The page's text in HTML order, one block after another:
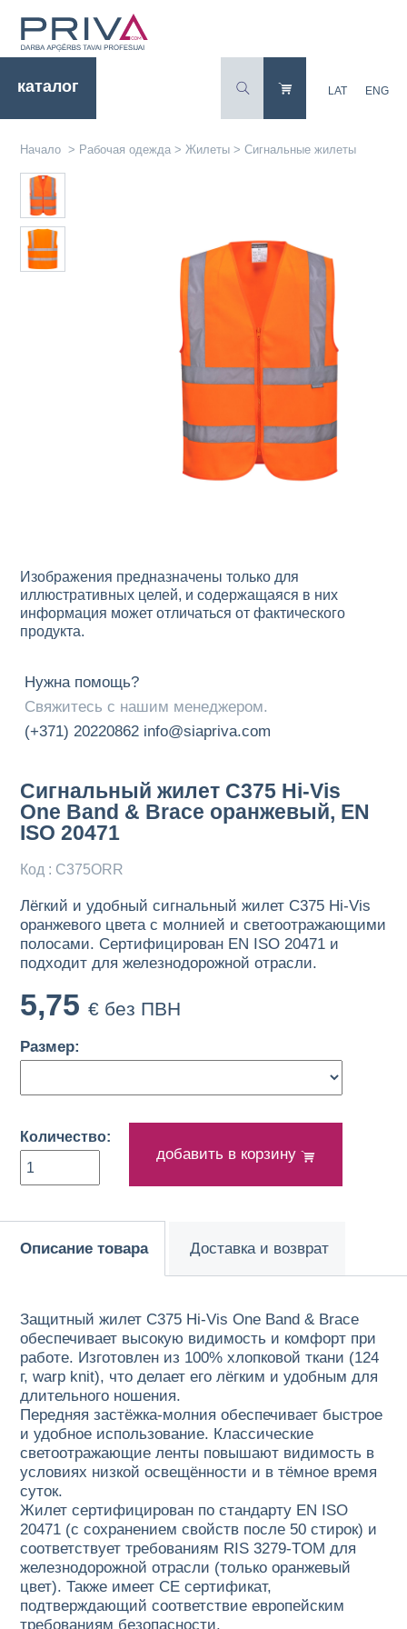
каталог LAT ENG
Начало > Рабочая одежда > Жилеты > Сигнальные жилеты
Изображения предназначены только для
иллюстративных целей, и содержащаяся в них
информация может отличаться от фактического
продукта.
Нужна помощь?
Свяжитесь с нашим менеджером.
(+371) 20220862 info@siapriva.com
Сигнальный жилет C375 Hi-Vis
One Band & Brace оранжевый, EN
ISO 20471
Код : C375ORR
Лёгкий и удобный сигнальный жилет C375 Hi-Vis
оранжевого цвета с молнией и светоотражающими
полосами. Сертифицирован EN ISO 20471 и
подходит для железнодорожной отрасли.
5,75 € без ПВН
Размер:
Количество:
добавить в корзину
Описание товара Доставка и возврат
Защитный жилет C375 Hi-Vis One Band & Brace
обеспечивает высокую видимость и комфорт при
работе. Изготовлен из 100% хлопковой ткани (124
г, warp knit), что делает его лёгким и удобным для
длительного ношения.
Передняя застёжка-молния обеспечивает быстрое
и удобное использование. Классические
светоотражающие ленты повышают видимость в
условиях низкой освещённости и в тёмное время
суток.
Жилет сертифицирован по стандарту EN ISO
20471 (с сохранением свойств после 50 стирок) и
соответствует требованиям RIS 3279-TOM для
железнодорожной отрасли (только оранжевый
цвет). Также имеет CE сертификат,
подтверждающий соответствие европейским
требованиям безопасности.